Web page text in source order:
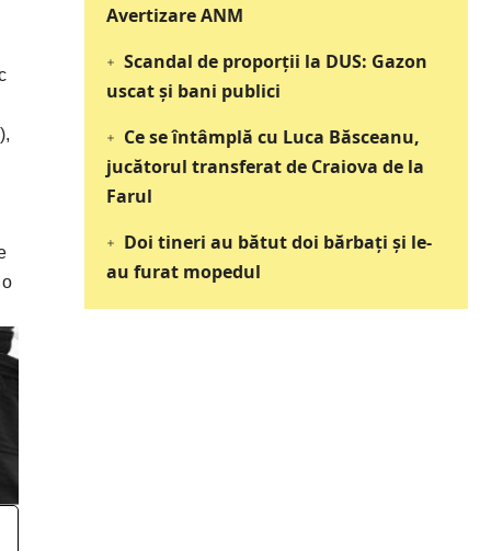
Avertizare ANM
Scandal de proporții la DUS: Gazon
uscat și bani publici
Ce se întâmplă cu Luca Băsceanu,
jucătorul transferat de Craiova de la
Farul
Doi tineri au bătut doi bărbați și le-
au furat mopedul